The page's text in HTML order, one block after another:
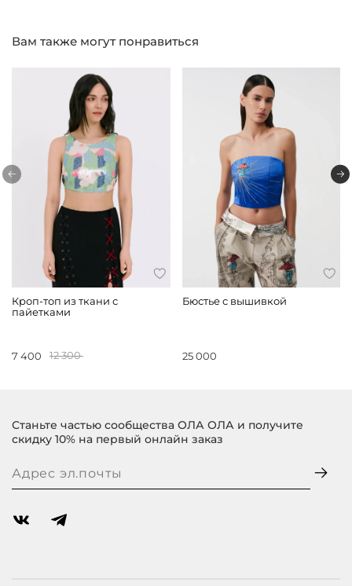
Вам также могут понравиться
Кроп-топ из ткани с
пайетками
7 400 12 300
Бюстье с вышивкой
25 000
Станьте частью сообщества ОЛА ОЛА и получите
скидку 10% на первый онлайн заказ